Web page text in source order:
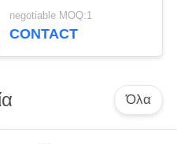
συμπυκνώνοντας
περίβλημα χάλυβα
negotiable MOQ:1
CONTACT
Όλα